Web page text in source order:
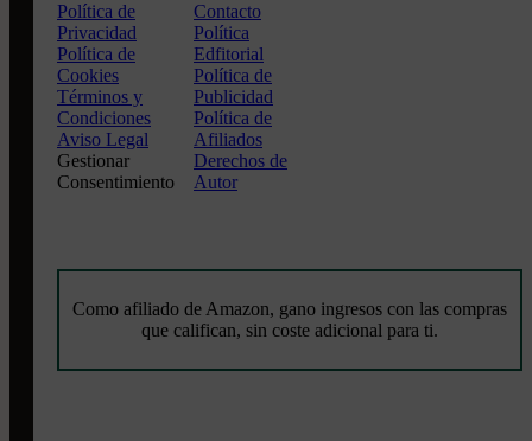
Política de
Privacidad
Política de
Cookies
Términos y
Condiciones
Aviso Legal
Gestionar
Consentimiento
Contacto
Política
Edfitorial
Política de
Publicidad
Política de
Afiliados
Derechos de
Autor
Como afiliado de Amazon, gano ingresos con las compras
que califican, sin coste adicional para ti.